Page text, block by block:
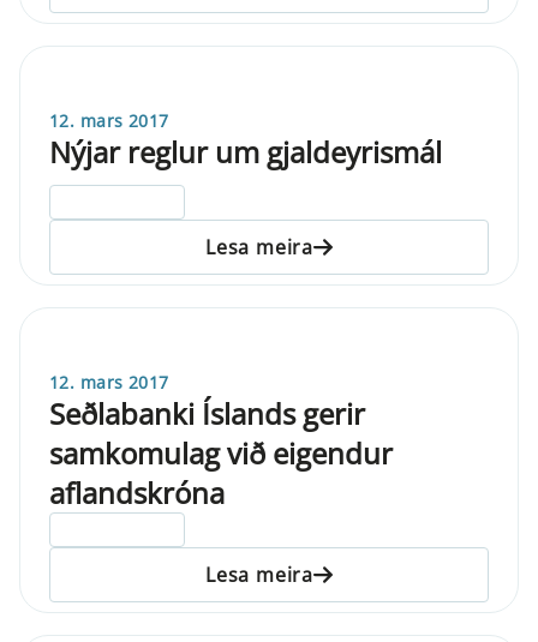
12. mars 2017
Nýjar reglur um gjaldeyrismál
Lesa meira
12. mars 2017
Seðlabanki Íslands gerir
samkomulag við eigendur
aflandskróna
Lesa meira